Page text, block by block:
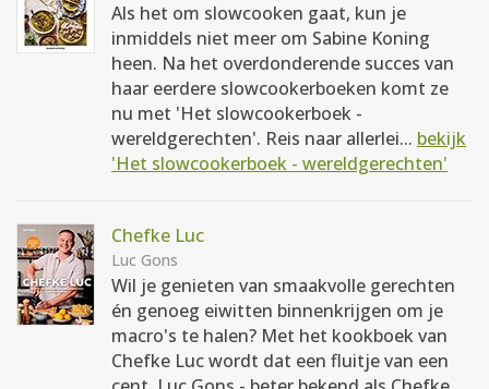
Als het om slowcooken gaat, kun je
inmiddels niet meer om Sabine Koning
heen. Na het overdonderende succes van
haar eerdere slowcookerboeken komt ze
nu met 'Het slowcookerboek -
wereldgerechten'. Reis naar allerlei... bekijk
'Het slowcookerboek - wereldgerechten'
Chefke Luc
Luc Gons
Wil je genieten van smaakvolle gerechten
én genoeg eiwitten binnenkrijgen om je
macro's te halen? Met het kookboek van
Chefke Luc wordt dat een fluitje van een